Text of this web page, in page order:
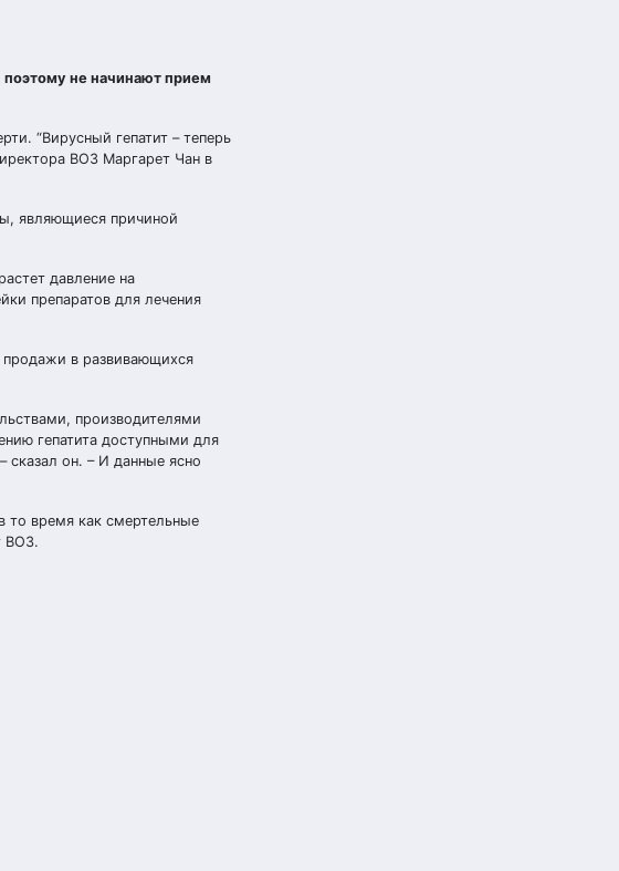
не начинают прием
“Вирусный гепатит – теперь
ВОЗ Маргарет Чан в
являющиеся причиной
давление на
препаратов для лечения
продажи в развивающихся
производителями
гепатита доступными для
сказал он. – И данные ясно
то время как смертельные
ВОЗ.